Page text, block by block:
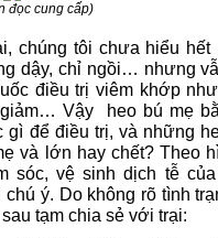
đọc cung cấp)
chúng tôi chưa hiểu hết
dậy, chỉ ngồi… nhưng
điều trị viêm khớp
Vậy heo bú mẹ
gì để điều trị, và những
và lớn hay chết? Theo
sóc, vệ sinh dịch tễ
ý. Do không rõ tình
tạm chia sẻ với trại: